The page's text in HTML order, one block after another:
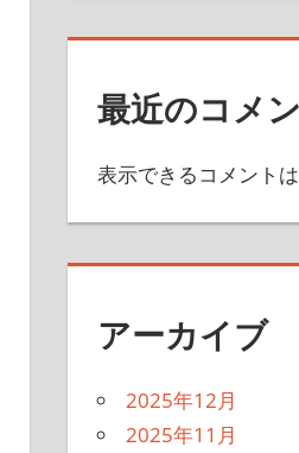
最近のコメ
表示できるコメントは
アーカイブ
2025年12月
2025年11月